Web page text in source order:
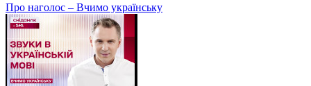
Про наголос – Вчимо українську